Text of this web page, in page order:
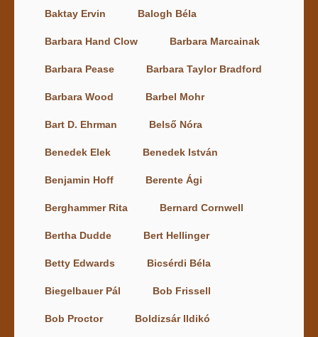
Baktay Ervin Balogh Béla
Barbara Hand Clow Barbara Marcainak
Barbara Pease Barbara Taylor Bradford
Barbara Wood Barbel Mohr
Bart D. Ehrman Belső Nóra
Benedek Elek Benedek István
Benjamin Hoff Berente Ági
Berghammer Rita Bernard Cornwell
Bertha Dudde Bert Hellinger
Betty Edwards Bicsérdi Béla
Biegelbauer Pál Bob Frissell
Bob Proctor Boldizsár Ildikó